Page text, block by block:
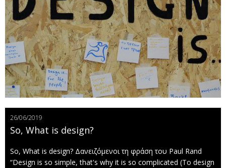
26/06/2019
So, What is design?
So, What is design? Δανειζόμενοι τη φράση του Paul Rand
“Design is so simple, that's why it is so complicated (Το design